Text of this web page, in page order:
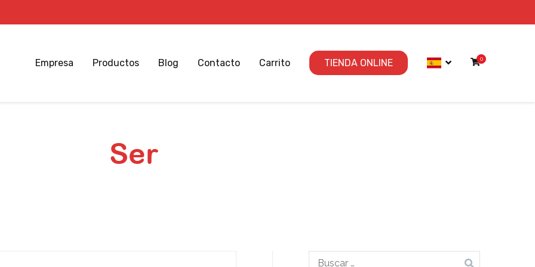
Empresa Productos Blog Contacto Carrito TIENDA ONLINE 0
Ser
Buscar: